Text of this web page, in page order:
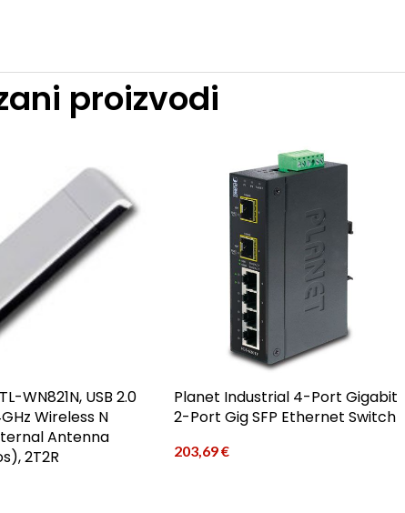
proizvodi
WN821N, USB 2.0
Wireless N
Antenna
2T2R
Planet Industrial 4-Port Gigabit
2-Port Gig SFP Ethernet Switch
203,69€